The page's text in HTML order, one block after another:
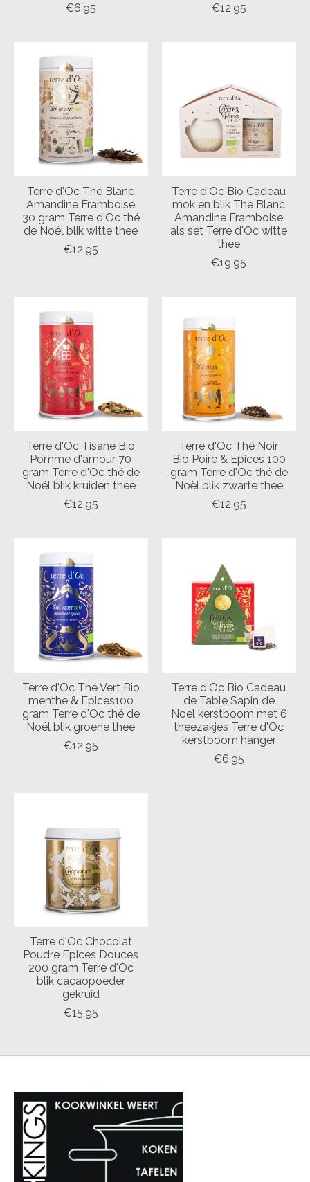
€6,95
€12,95
Terre d'Oc Thé Blanc
Amandine Framboise
30 gram Terre d'Oc thé
de Noël blik witte thee
€12,95
Terre d'Oc Bio Cadeau
mok en blik The Blanc
Amandine Framboise
als set Terre d'Oc witte
thee
€19,95
Terre d'Oc Tisane Bio
Pomme d'amour 70
gram Terre d'Oc thé de
Noël blik kruiden thee
€12,95
Terre d'Oc Thé Noir
Bio Poire & Epices 100
gram Terre d'Oc thé de
Noël blik zwarte thee
€12,95
Terre d'Oc Thé Vert Bio
menthe & Epices100
gram Terre d'Oc thé de
Noël blik groene thee
€12,95
Terre d'Oc Bio Cadeau
de Table Sapin de
Noel kerstboom met 6
theezakjes Terre d'Oc
kerstboom hanger
€6,95
Terre d'Oc Chocolat
Poudre Epices Douces
200 gram Terre d'Oc
blik cacaopoeder
gekruid
€15,95